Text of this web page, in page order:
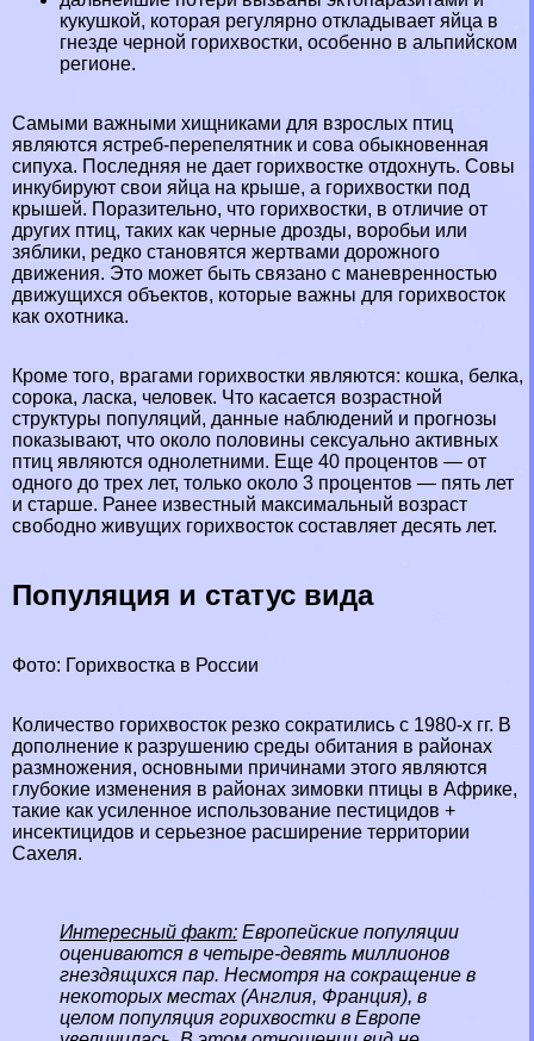
кукушкой, которая регулярно откладывает яйца в
гнезде черной горихвостки, особенно в альпийском
регионе.
Самыми важными хищниками для взрослых птиц
являются ястреб-перепелятник и сова обыкновенная
сипуха. Последняя не дает горихвостке отдохнуть. Совы
инкубируют свои яйца на крыше, а горихвостки под
крышей. Поразительно, что горихвостки, в отличие от
других птиц, таких как черные дрозды, воробьи или
зяблики, редко становятся жертвами дорожного
движения. Это может быть связано с маневренностью
движущихся объектов, которые важны для горихвосток
как охотника.
Кроме того, врагами горихвостки являются: кошка, белка,
сорока, ласка, человек. Что касается возрастной
структуры популяций, данные наблюдений и прогнозы
показывают, что около половины ceкcуально активных
птиц являются однолетними. Еще 40 процентов — от
одного до трех лет, только около 3 процентов — пять лет
и старше. Ранее известный максимальный возраст
свободно живущих горихвосток составляет десять лет.
Популяция и статус вида
Фото: Горихвостка в России
Количество горихвосток резко сократились с 1980-х гг. В
дополнение к разрушению среды обитания в районах
размножения, основными причинами этого являются
глубокие изменения в районах зимовки птицы в Африке,
такие как усиленное использование пестицидов +
инсектицидов и серьезное расширение территории
Сахеля.
Интересный факт: Европейские популяции
оцениваются в четыре-девять миллионов
гнездящихся пар. Несмотря на сокращение в
некоторых местах (Англия, Франция), в
целом популяция горихвостки в Европе